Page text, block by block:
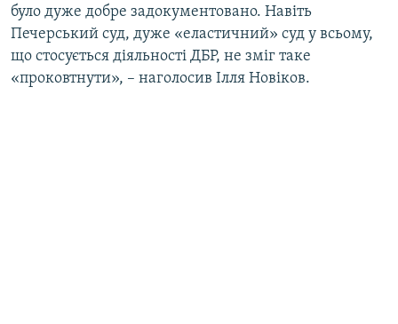
було дуже добре задокументовано. Навіть
Печерський суд, дуже «еластичний» суд у всьому,
що стосується діяльності ДБР, не зміг таке
«проковтнути», – наголосив Ілля Новіков.